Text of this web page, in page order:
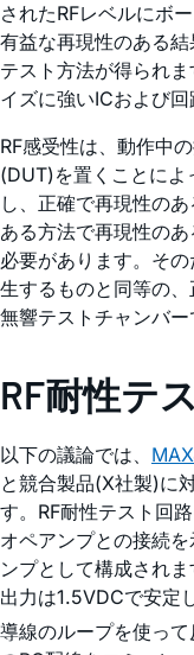
されたRFレベルにボ
有益な再現性のある
テスト方法が得られ
イズに強いICおよび回
RF感受性は、動作中
(DUT)を置くことによ
し、正確で再現性の
ある方法で再現性の
必要があります。そ
生するものと同等の
無響テストチャンバー
RF耐性テ
以下の議論では、
と競合製品(X社製)に
す。RF耐性テスト回
オペアンプとの接続
ンプとして構成され
出力は1.5VDCで安定
導線のループを使っ